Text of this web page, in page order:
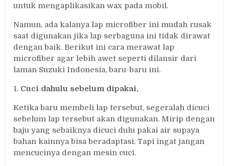
untuk mengaplikasikan wax pada mobil.
Namun, ada kalanya lap microfiber ini mudah rusak
saat digunakan jika lap serbaguna ini tidak dirawat
dengan baik. Berikut ini cara merawat lap
microfiber agar lebih awet seperti dilansir dari
laman Suzuki Indonesia, baru-baru ini.
1. Cuci dahulu sebelum dipakai,
Ketika baru membeli lap tersebut, segeralah dicuci
sebelum lap tersebut akan digunakan. Mirip dengan
baju yang sebaiknya dicuci dulu pakai air supaya
bahan kainnya bisa beradaptasi. Tapi ingat jangan
mencucinya dengan mesin cuci.